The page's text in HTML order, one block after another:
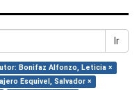
Ir
Bonifaz Alfonzo, Leticia ×
Esquivel, Salvador ×